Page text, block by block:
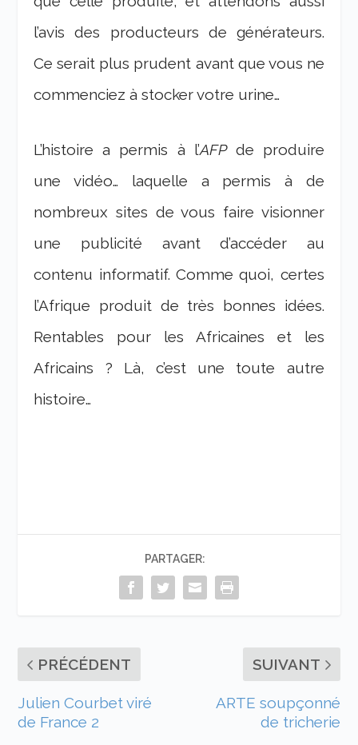
l’avis des producteurs de générateurs.
Ce serait plus prudent avant que vous ne
commenciez à stocker votre urine…
L’histoire a permis à l’AFPde produire
une vidéo… laquelle a permis à de
nombreux sites de vous faire visionner
une publicité avant d’accéder au
contenu informatif. Comme quoi, certes
l’Afrique produit de très bonnes idées.
Rentables pour les Africaines et les
Africains ? Là, c’est une toute autre
histoire…
PARTAGER:
PRÉCÉDENT
Julien Courbet viré
de France 2
SUIVANT
ARTE soupçonné
de tricherie